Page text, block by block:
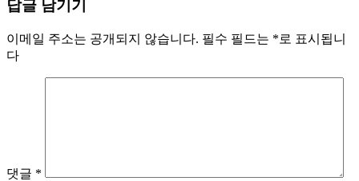
답글 남기기
이메일 주소는 공개되지 않습니다. 필수 필드는 *로 표시됩니
다
댓글 *